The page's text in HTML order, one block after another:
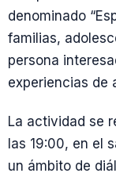
denominado
familias,
persona
experiencias de
La actividad se
las 19:00, en el
un ámbito de